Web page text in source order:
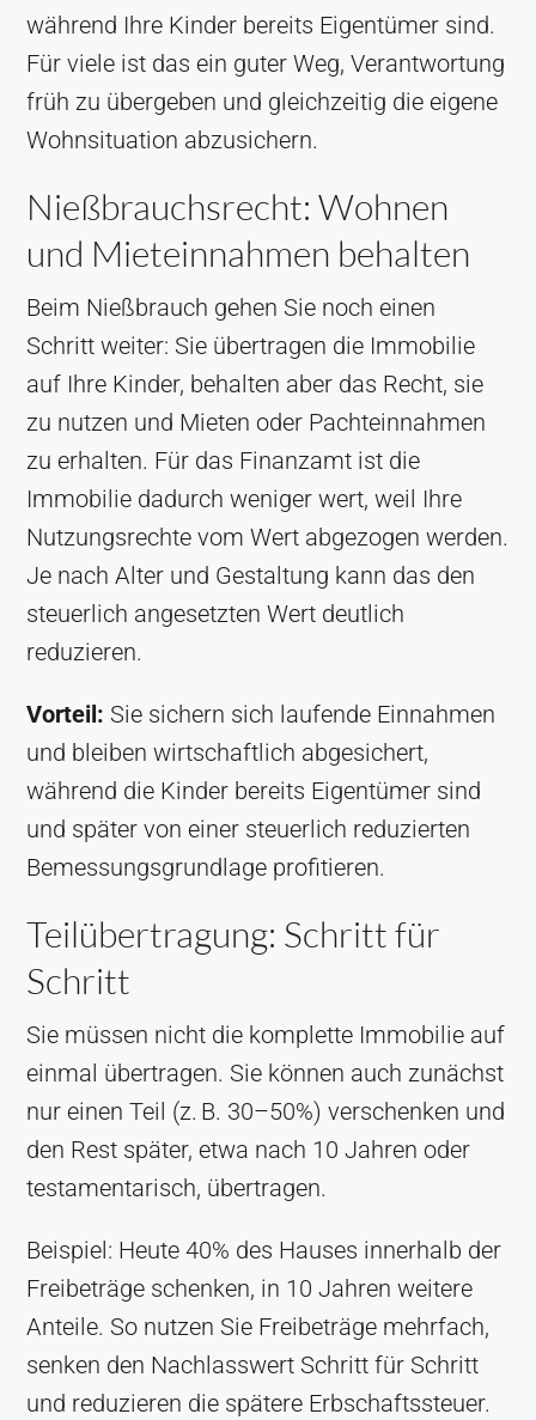
während Ihre Kinder bereits Eigentümer sind.
Für viele ist das ein guter Weg, Verantwortung
früh zu übergeben und gleichzeitig die eigene
Wohnsituation abzusichern.
Nießbrauchsrecht: Wohnen
und Mieteinnahmen behalten
Beim Nießbrauch gehen Sie noch einen
Schritt weiter: Sie übertragen die Immobilie
auf Ihre Kinder, behalten aber das Recht, sie
zu nutzen und Mieten oder Pachteinnahmen
zu erhalten. Für das Finanzamt ist die
Immobilie dadurch weniger wert, weil Ihre
Nutzungsrechte vom Wert abgezogen werden.
Je nach Alter und Gestaltung kann das den
steuerlich angesetzten Wert deutlich
reduzieren.
Vorteil: Sie sichern sich laufende Einnahmen
und bleiben wirtschaftlich abgesichert,
während die Kinder bereits Eigentümer sind
und später von einer steuerlich reduzierten
Bemessungsgrundlage profitieren.
Teilübertragung: Schritt für
Schritt
Sie müssen nicht die komplette Immobilie auf
einmal übertragen. Sie können auch zunächst
nur einen Teil (z. B. 30–50%) verschenken und
den Rest später, etwa nach 10 Jahren oder
testamentarisch, übertragen.
Beispiel: Heute 40% des Hauses innerhalb der
Freibeträge schenken, in 10 Jahren weitere
Anteile. So nutzen Sie Freibeträge mehrfach,
senken den Nachlasswert Schritt für Schritt
und reduzieren die spätere Erbschaftssteuer.